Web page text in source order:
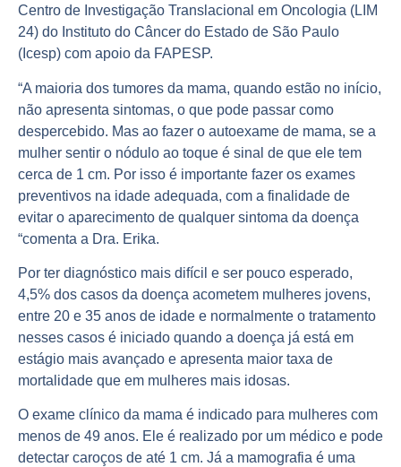
Centro de Investigação Translacional em Oncologia (LIM
24) do Instituto do Câncer do Estado de São Paulo
(Icesp) com apoio da FAPESP.
“A maioria dos tumores da mama, quando estão no início,
não apresenta sintomas, o que pode passar como
despercebido. Mas ao fazer o autoexame de mama, se a
mulher sentir o nódulo ao toque é sinal de que ele tem
cerca de 1 cm. Por isso é importante fazer os exames
preventivos na idade adequada, com a finalidade de
evitar o aparecimento de qualquer sintoma da doença
“comenta a Dra. Erika.
Por ter diagnóstico mais difícil e ser pouco esperado,
4,5% dos casos da doença acometem mulheres jovens,
entre 20 e 35 anos de idade e normalmente o tratamento
nesses casos é iniciado quando a doença já está em
estágio mais avançado e apresenta maior taxa de
mortalidade que em mulheres mais idosas.
O exame clínico da mama é indicado para mulheres com
menos de 49 anos. Ele é realizado por um médico e pode
detectar caroços de até 1 cm. Já a mamografia é uma